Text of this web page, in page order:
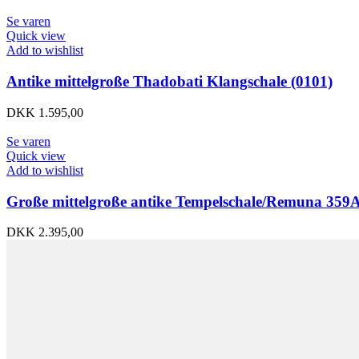
Se varen
Quick view
Add to wishlist
Antike mittelgroße Thadobati Klangschale (0101)
DKK 1.595,00
Se varen
Quick view
Add to wishlist
Große mittelgroße antike Tempelschale/Remuna
DKK 2.395,00